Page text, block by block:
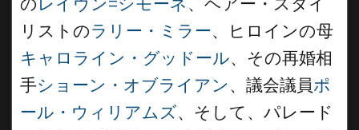
の レイヴン=シモーネ 、ヘアー・スタイ
リストのラリー・ミラー、ヒロインの母
キャロライン・グッドール、その再婚相
手ショーン・オブライアン 、議会議員ポ
ール・ウィリアムズ、そして、パレード